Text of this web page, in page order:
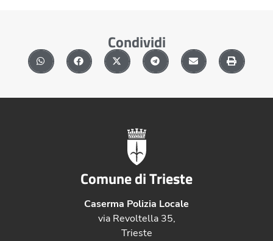
Condividi
Comune di Trieste
Caserma Polizia Locale
via Revoltella 35,
Trieste